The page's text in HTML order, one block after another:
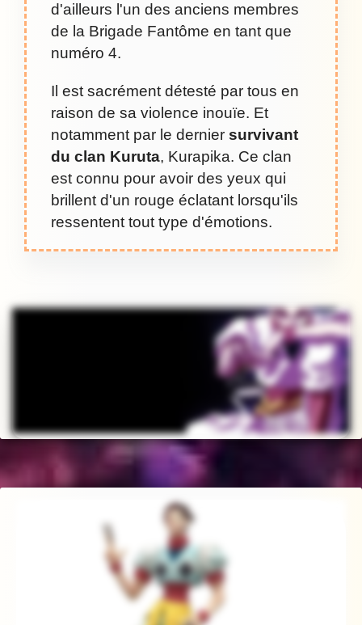
d'ailleurs l'un des anciens membres
de la Brigade Fantôme en tant que
numéro 4.
Il est sacrément détesté par tous en
raison de sa violence inouïe. Et
notamment par le dernier survivant
du clan Kuruta, Kurapika. Ce clan
est connu pour avoir des yeux qui
brillent d'un rouge éclatant lorsqu'ils
ressentent tout type d'émotions.